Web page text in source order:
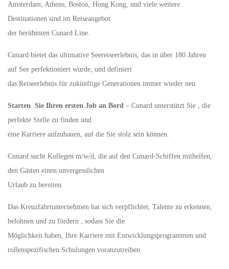
Amsterdam, Athens, Boston, Hong Kong, und viele weitere
Destinationen sind im Reiseangebot
der berühmten Cunard Line.
Cunard bietet das ultimative Seereiseerlebnis, das in über 180 Jahren
auf See perfektioniert wurde, und definiert
das Reiseerlebnis für zukünftige Generationen immer wieder neu.
Starten Sie Ihren ersten Job an Bord – Cunard unterstützt Sie , die
perfekte Stelle zu finden und
eine Karriere aufzubauen, auf die Sie stolz sein können.
Cunard sucht Kollegen m/w/d, die auf den Cunard-Schiffen mithelfen,
den Gästen einen unvergesslichen
Urlaub zu bereiten.
Das Kreuzfahrtunternehmen hat sich verpflichtet, Talente zu erkennen,
belohnen und zu fördern , sodass Sie die
Möglichkeit haben, Ihre Karriere mit Entwicklungsprogrammen und
rollenspezifischen Schulungen voranzutreiben.